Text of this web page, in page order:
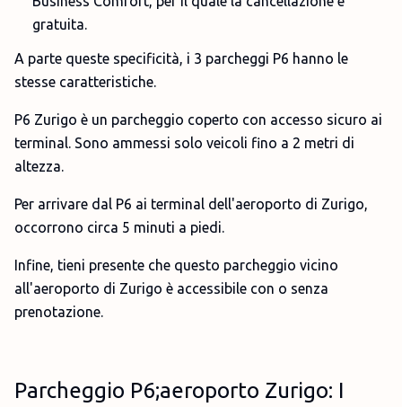
gratuita.
A parte queste specificità, i 3 parcheggi P6 hanno le
stesse caratteristiche.
P6 Zurigo è un parcheggio coperto con accesso sicuro ai
terminal. Sono ammessi solo veicoli fino a 2 metri di
altezza.
Per arrivare dal P6 ai terminal dell'aeroporto di Zurigo,
occorrono circa 5 minuti a piedi.
Infine, tieni presente che questo parcheggio vicino
all'aeroporto di Zurigo è accessibile con o senza
prenotazione.
Parcheggio P6;aeroporto Zurigo: I